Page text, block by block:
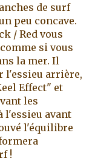
de surf
peu concave.
/ Red vous
si vous
la mer. Il
l'essieu arrière,
Effect" et
les
l'essieu avant
l'équilibre
!